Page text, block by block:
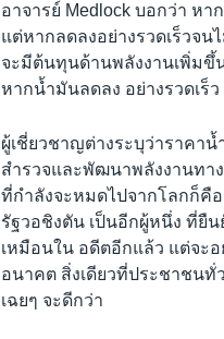
อาจารย์ Medlock บอกว่า ห
แต่หากลดลงอย่างรวดเร็วจ
จะมีต้นทุนด้านพลังงานเพิ่มขึ้
หากน้ำมันลดลง อย่างรวดเร็
ผู้เชี่ยวชาญต่างระบุว่าราคา
สำรวจและพัฒนาพลังงานทา
ที่กำลังจะหมดไปจากโลกก็คื
รัฐวอชิงตัน เป็นอีกผู้หนึ่ง ที่ยื
เหมือนใน อดีตอีกแล้ว แต่จะ
อนาคต สิ่งเดียวที่ประชาชน
เฉยๆ จะดีกว่า